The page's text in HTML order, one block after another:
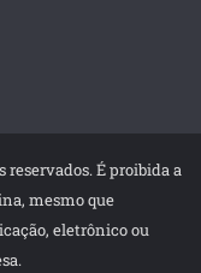
É proibida a
mesmo que
eletrônico ou